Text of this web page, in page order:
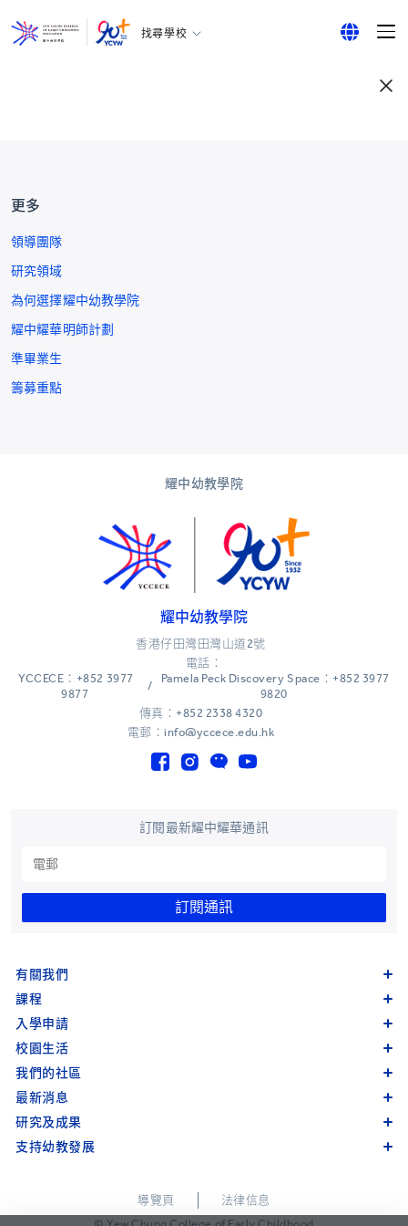
找尋學校
更多
領導團隊
研究領域
為何選擇耀中幼教學院
耀中耀華明師計劃
準畢業生
籌募重點
耀中幼教學院
耀中幼教學院
香港仔田灣田灣山道2號
電話：
YCCECE：+852 3977
9877
/
Pamela Peck Discovery Space：+852 3977
9820
傳真：+852 2338 4320
電郵：info@yccece.edu.hk
訂閱最新耀中耀華通訊
訂閱通訊
有關我們
課程
入學申請
校園生活
我們的社區
最新消息
研究及成果
支持幼教發展
導覽頁
法律信息
© Yew Chung College of Early Childhood